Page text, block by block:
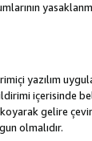
yazılım
içerisinde
gelire
olmalıdır.